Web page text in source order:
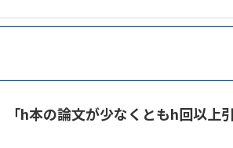
h本の論文が少なくともh回以上